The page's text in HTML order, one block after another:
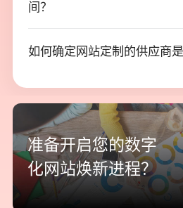
间？
间？
如何确定网站定制的供应商是
如何确定网站定制的供应商是
准备开启您的数字
化网站焕新进程？
咨询建站专家